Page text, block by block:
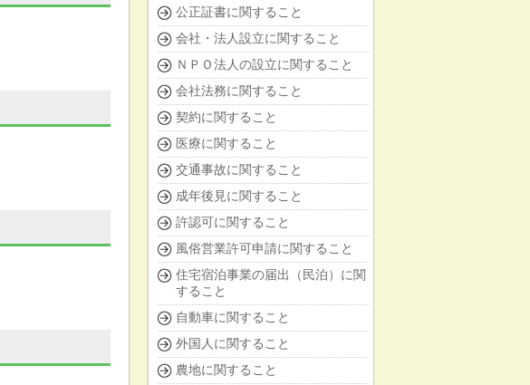
公正証書に関すること
会社・法人設立に関すること
ＮＰＯ法人の設立に関すること
会社法務に関すること
契約に関すること
医療に関すること
交通事故に関すること
成年後見に関すること
許認可に関すること
風俗営業許可申請に関すること
住宅宿泊事業の届出（民泊）に関
すること
自動車に関すること
外国人に関すること
農地に関すること